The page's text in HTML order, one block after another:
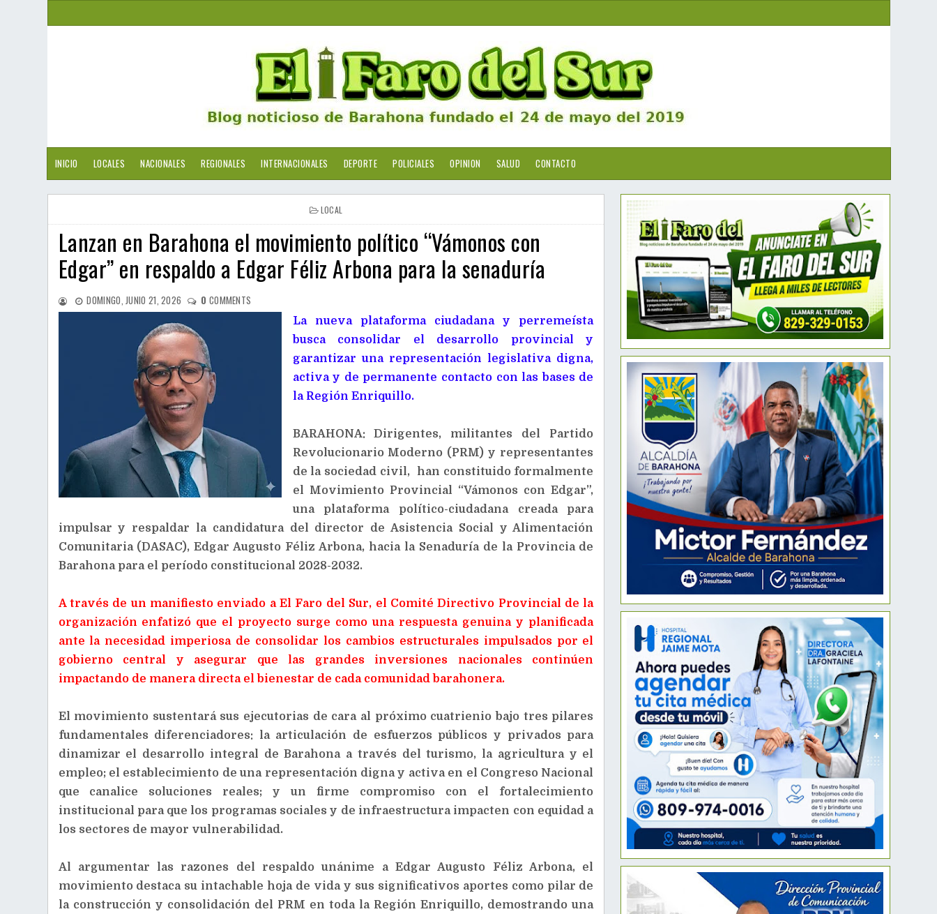
INICIO LOCALES NACIONALES REGIONALES INTERNACIONALES DEPORTE POLICIALES OPINION SALUD CONTACTO
LOCAL
Lanzan en Barahona el movimiento político “Vámonos con
Edgar” en respaldo a Edgar Féliz Arbona para la senaduría
DOMINGO, JUNIO 21, 2026 0 COMMENTS
La nueva plataforma ciudadana y perremeísta
busca consolidar el desarrollo provincial y
garantizar una representación legislativa digna,
activa y de permanente contacto con las bases de
la Región Enriquillo.
BARAHONA: Dirigentes, militantes del Partido
Revolucionario Moderno (PRM) y representantes
de la sociedad civil, han constituido formalmente
el Movimiento Provincial “Vámonos con Edgar”,
una plataforma político-ciudadana creada para
impulsar y respaldar la candidatura del director de Asistencia Social y Alimentación
Comunitaria (DASAC),Edgar Augusto Féliz Arbona, hacia la Senaduría de la Provincia de
Barahona para el período constitucional 2028-2032.
A través de un manifiesto enviado a El Faro del Sur, el Comité Directivo Provincial de la
organización enfatizó que el proyecto surge como una respuesta genuina y planificada
ante la necesidad imperiosa de consolidar los cambios estructurales impulsados por el
gobierno central y asegurar que las grandes inversiones nacionales continúen
impactando de manera directa el bienestar de cada comunidad barahonera.
El movimiento sustentará sus ejecutorias de cara al próximo cuatrienio bajo tres pilares
fundamentales diferenciadores: la articulación de esfuerzos públicos y privados para
dinamizar el desarrollo integral de Barahona a través del turismo, la agricultura y el
empleo; el establecimiento de una representación digna y activa en el Congreso Nacional
que canalice soluciones reales; y un firme compromiso con el fortalecimiento
institucional para que los programas sociales y de infraestructura impacten con equidad a
los sectores de mayor vulnerabilidad.
Al argumentar las razones del respaldo unánime a Edgar Augusto Féliz Arbona, el
movimiento destaca su intachable hoja de vida y sus significativos aportes como pilar de
la construcción y consolidación del PRM en toda la Región Enriquillo, demostrando una